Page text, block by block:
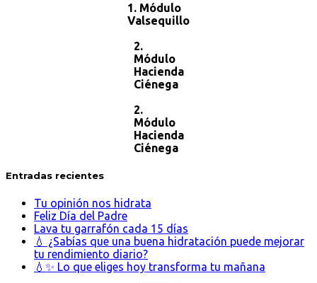
1. Módulo
Valsequillo
2.
Módulo
Hacienda
Ciénega
2.
Módulo
Hacienda
Ciénega
Entradas recientes
Tu opinión nos hidrata
Feliz Día del Padre
Lava tu garrafón cada 15 días
💧 ¿Sabías que una buena hidratación puede mejorar
tu rendimiento diario?
💧✨ Lo que eliges hoy transforma tu mañana